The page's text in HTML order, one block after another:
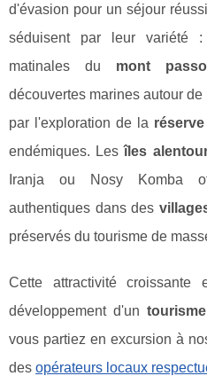
d'évasion pour un séjour
séduisent par leur variété
matinales du mont
découvertes marines autour de
par l'exploration de la
endémiques. Lesîles
Iranja ou Nosy Komba
authentiques dans des
préservés du tourisme de
Cette attractivité croissante
développement d'un
vous partiez en excursion à
des opérateurs locaux